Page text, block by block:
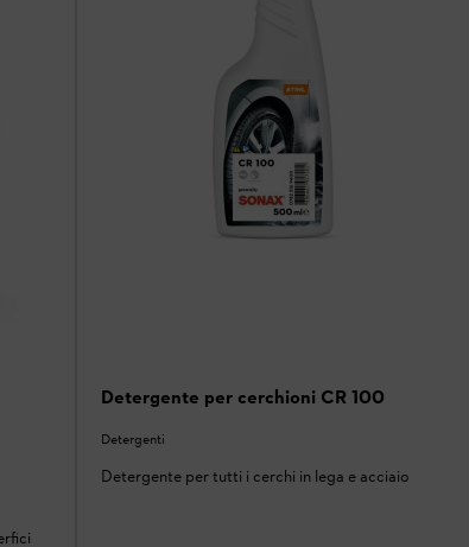
Detergente per cerchioni CR 100
Detergenti
Detergente per tutti i cerchi in lega e acciaio